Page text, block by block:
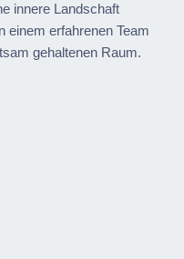
innere Landschaft
einem erfahrenen Team
gehaltenen Raum.